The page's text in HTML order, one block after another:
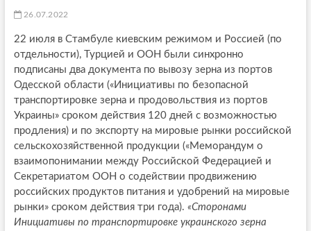
26.07.2022
22 июля в Стамбуле киевским режимом и Россией (по
отдельности), Турцией и ООН были синхронно
подписаны два документа по вывозу зерна из портов
Одесской области («Инициативы по безопасной
транспортировке зерна и продовольствия из портов
Украины» сроком действия 120 дней с возможностью
продления) и по экспорту на мировые рынки российской
сельскохозяйственной продукции («Меморандум о
взаимопонимании между Российской Федерацией и
Секретариатом ООН о содействии продвижению
российских продуктов питания и удобрений на мировые
рынки» сроком действия три года). «Сторонами
Инициативы по транспортировке украинского зерна